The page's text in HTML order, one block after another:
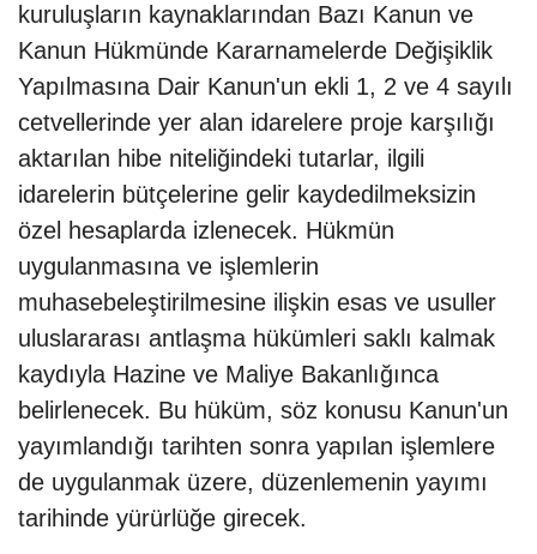
kuruluşların kaynaklarından Bazı Kanun ve
Kanun Hükmünde Kararnamelerde Değişiklik
Yapılmasına Dair Kanun'un ekli 1, 2 ve 4 sayılı
cetvellerinde yer alan idarelere proje karşılığı
aktarılan hibe niteliğindeki tutarlar, ilgili
idarelerin bütçelerine gelir kaydedilmeksizin
özel hesaplarda izlenecek. Hükmün
uygulanmasına ve işlemlerin
muhasebeleştirilmesine ilişkin esas ve usuller
uluslararası antlaşma hükümleri saklı kalmak
kaydıyla Hazine ve Maliye Bakanlığınca
belirlenecek. Bu hüküm, söz konusu Kanun'un
yayımlandığı tarihten sonra yapılan işlemlere
de uygulanmak üzere, düzenlemenin yayımı
tarihinde yürürlüğe girecek.